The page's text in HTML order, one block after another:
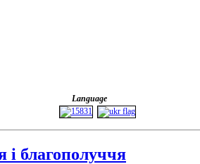
Language
і благополуччя